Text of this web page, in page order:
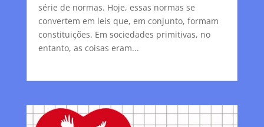
série de normas. Hoje, essas normas se
convertem em leis que, em conjunto, formam
constituições. Em sociedades primitivas, no
entanto, as coisas eram...